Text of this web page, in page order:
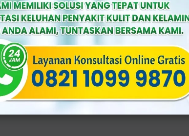
Jangan Abai Benjolan di Kantung
Zakar, Ini Fakta Medisnya
Klinik Apollo – Benjolan di
buah zakar sering membuat
banyak pria. Kondisi ini bisa
tiba-tiba atau berkemb
Baca